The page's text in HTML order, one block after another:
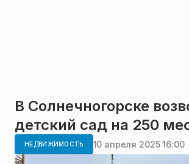
В Солнечногорске
детский сад на 250
НЕДВИЖИМОСТЬ 10 апреля 2025 16:00